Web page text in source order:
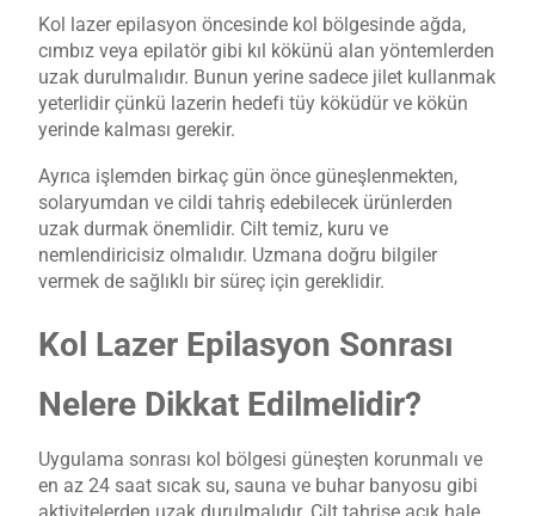
Kol lazer epilasyon öncesinde kol bölgesinde ağda,
cımbız veya epilatör gibi kıl kökünü alan yöntemlerden
uzak durulmalıdır. Bunun yerine sadece jilet kullanmak
yeterlidir çünkü lazerin hedefi tüy köküdür ve kökün
yerinde kalması gerekir.
Ayrıca işlemden birkaç gün önce güneşlenmekten,
solaryumdan ve cildi tahriş edebilecek ürünlerden
uzak durmak önemlidir. Cilt temiz, kuru ve
nemlendiricisiz olmalıdır. Uzmana doğru bilgiler
vermek de sağlıklı bir süreç için gereklidir.
Kol Lazer Epilasyon Sonrası
Nelere Dikkat Edilmelidir?
Uygulama sonrası kol bölgesi güneşten korunmalı ve
en az 24 saat sıcak su, sauna ve buhar banyosu gibi